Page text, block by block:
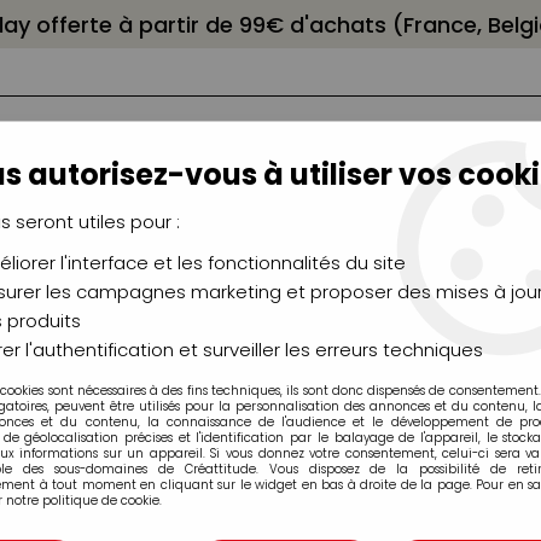
offerte à partir de 99€ d'achats (France,
CHÂSSIS
CHEVALETS
AÉROGRAPHIE
MODÉLISME
MOULAGE
>Chiffres et lettres en bois
Chiffres et lettres en bois
première de couverture....
autorisez-vous à utiliser vos
seront utiles pour :
l'interface et les fonctionnalités du site
les campagnes marketing et proposer des mises à
produits
l'authentification et surveiller les erreurs techniques
sont nécessaires à des fins techniques, ils sont donc dispensés de
peuvent être utilisés pour la personnalisation des annonces et du contenu,
et du contenu, la connaissance de l'audience et le développement de
de géolocalisation précises et l'identification par le balayage de l'appareil, le
informations sur un appareil. Si vous donnez votre consentement, celui-ci sera
des sous-domaines de Créattitude. Vous disposez de la possibilité de
à tout moment en cliquant sur le widget en bas à droite de la page. Pour en
notre politique de cookie.